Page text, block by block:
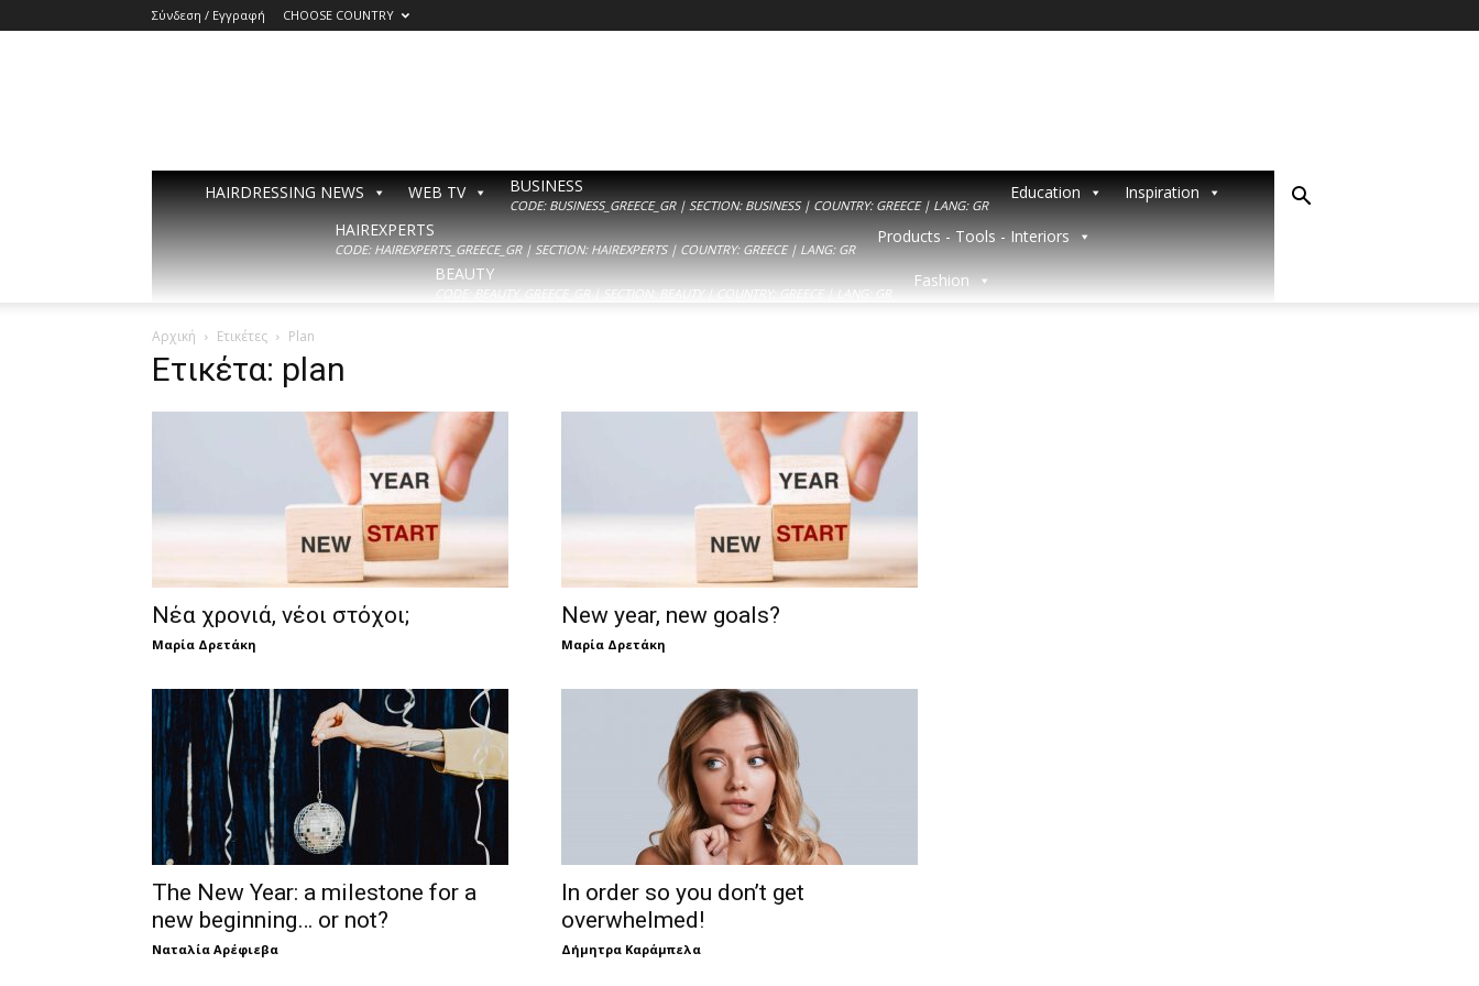
Σύνδεση / Εγγραφή CHOOSE COUNTRY
HAIRDRESSING NEWS WEB TV BUSINESS
CODE: BUSINESS_GREECE_GR | SECTION: BUSINESS | COUNTRY: GREECE | LANG: GR
Education
Inspiration
HAIREXPERTS
CODE: HAIREXPERTS_GREECE_GR | SECTION: HAIREXPERTS | COUNTRY: GREECE | LANG: GR
Products - Tools - Interiors
BEAUTY
CODE: BEAUTY_GREECE_GR | SECTION: BEAUTY | COUNTRY: GREECE | LANG: GR
Fashion
Αρχική Ετικέτες Plan
Ετικέτα: plan
Νέα χρονιά, νέοι στόχοι;
Μαρία Δρετάκη
New year, new goals?
Μαρία Δρετάκη
The New Year: a milestone for a
new beginning… or not?
Ναταλία Αρέφιεβα
In order so you don’t get
overwhelmed!
Δήμητρα Καράμπελα